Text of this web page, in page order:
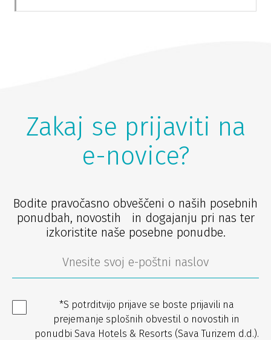
Zakaj se prijaviti na
e-novice?
Bodite pravočasno obveščeni o naših posebnih
ponudbah, novostih in dogajanju pri nas ter
izkoristite naše posebne ponudbe.
*S potrditvijo prijave se boste prijavili na
prejemanje splošnih obvestil o novostih in
ponudbi Sava Hotels & Resorts (Sava Turizem d.d.).